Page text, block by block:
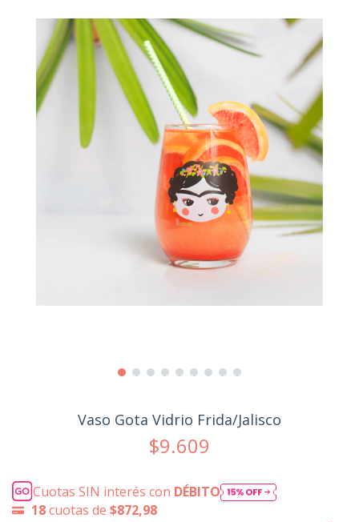
Vaso Gota Vidrio Frida/Jalisco
$9.609
Cuotas SIN interés con DÉBITO
18cuotas de $872,98